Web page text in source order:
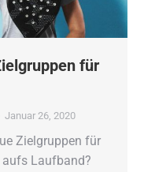
für
Januar 26, 2020
Zielgruppen für
aufs Laufband?